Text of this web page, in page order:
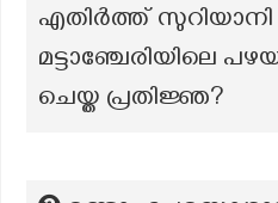
എതിർത്ത് സുറിയാനി
മട്ടാഞ്ചേരിയിലെ
ചെയ്ത പ്രതിജ്ഞ?